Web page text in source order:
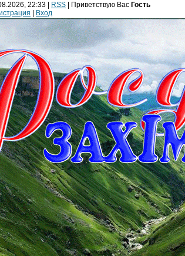
22:33 | RSS Приветствую Вас Гость
Вход